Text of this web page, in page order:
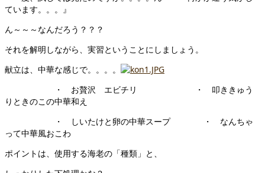
ています。。。』
ん～～～なんだろう？？？
それを解明しながら、実習ということにしましょう。
献立は、中華な感じで。。。。
・ お贅沢 エビチリ ・ 叩ききゅう
りときのこの中華和え
・ しいたけと卵の中華スープ ・ なんちゃ
って中華風おこわ
ポイントは、使用する海老の「種類」と、